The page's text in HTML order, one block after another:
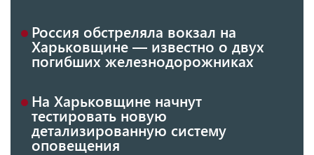
Россия обстреляла вокзал на
Харьковщине — известно о двух
погибших железнодорожниках
На Харьковщине начнут
тестировать новую
детализированную систему
оповещения